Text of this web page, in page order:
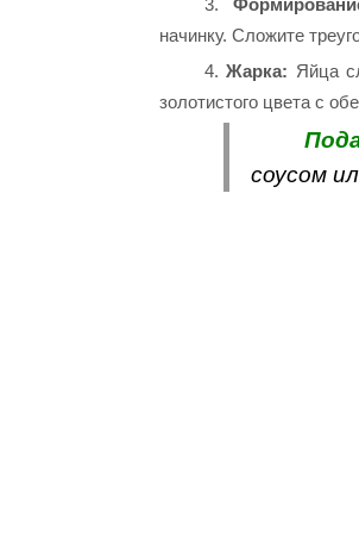
3.
начинку. Сложите
4.Жарка: Яйца
золотистого цвета с
соусом